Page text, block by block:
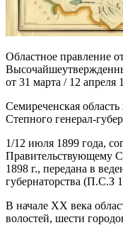
Областное правление
от 31 марта / 12 апреля
Семиреченская область
Степного генерал-
1/12 июля 1899 года,
Правительствующему
1898 г., передана в
губернаторства (П.С.З
В начале XX века
волостей, шести